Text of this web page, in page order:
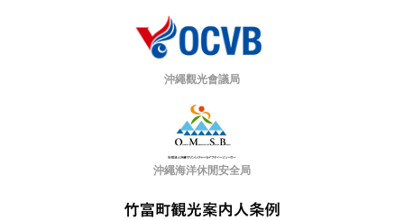
沖繩觀光會議局
沖繩海洋休閒安全局